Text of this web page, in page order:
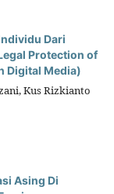
Dari
Protection of
Digital Media)
Kus Rizkianto
Asing Di